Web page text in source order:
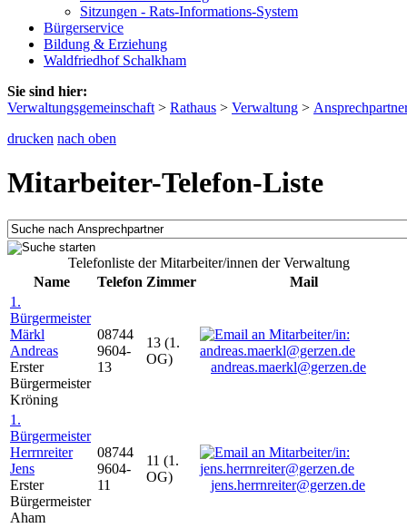
Sitzungen - Rats-Informations-System
Bürgerservice
Bildung & Erziehung
Waldfriedhof Schalkham
Sie sind hier:
Verwaltungsgemeinschaft > Rathaus > Verwaltung >
drucken nach oben
Mitarbeiter-Telefon-Liste
Telefonliste der Mitarbeiter/innen der Verwaltung
Name
Telefon Zimmer
Mail
1.
Bürgermeister
Märkl
Andreas
Erster
Bürgermeister
Kröning
08744
9604-
13
13 (1.
OG)
andreas.maerkl@gerzen.de
1.
Bürgermeister
Herrnreiter
Jens
Erster
Bürgermeister
Aham
08744
9604-
11
11 (1.
OG)
jens.herrnreiter@gerzen.de